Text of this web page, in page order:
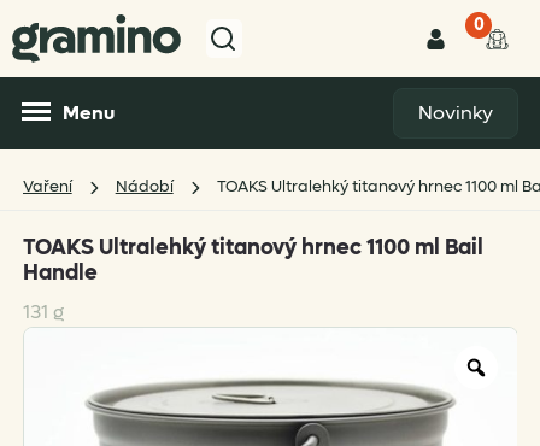
0
Menu Novinky
Vaření Nádobí TOAKS Ultralehký titanový hrnec 1100 ml
TOAKS Ultralehký titanový hrnec 1100 ml Bail
Handle
131 g